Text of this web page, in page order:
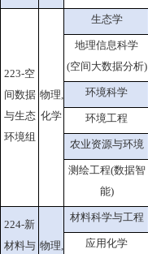
223-空
间数据
与生态
环境组
物理,
化学
生态学
地理信息科学
(空间大数据分析)
环境科学
环境工程
农业资源与环境
测绘工程(数据智
能)
224-新
材料与 物理,
材料科学与工程
应用化学